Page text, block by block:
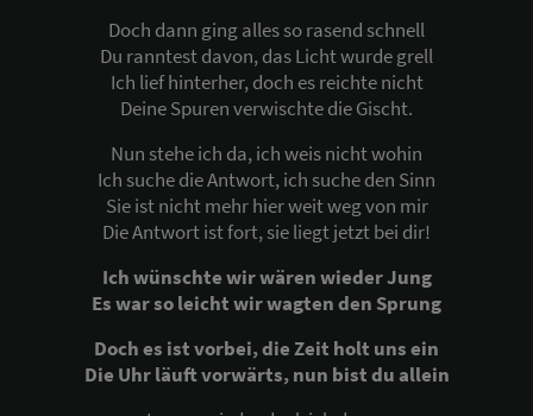
Doch dann ging alles so rasend schnell
Du ranntest davon, das Licht wurde grell
Ich lief hinterher, doch es reichte nicht
Deine Spuren verwischte die Gischt.
Nun stehe ich da, ich weis nicht wohin
Ich suche die Antwort, ich suche den Sinn
Sie ist nicht mehr hier weit weg von mir
Die Antwort ist fort, sie liegt jetzt bei dir!
Ich wünschte wir wären wieder Jung
Es war so leicht wir wagten den Sprung
Doch es ist vorbei, die Zeit holt uns ein
Die Uhr läuft vorwärts, nun bist du allein